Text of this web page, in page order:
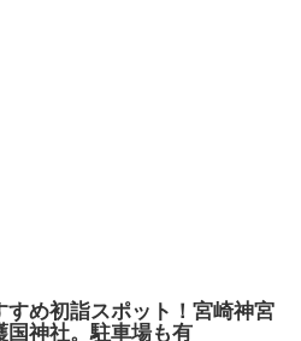
すめ初詣スポット！宮崎神宮
国神社。駐車場も有